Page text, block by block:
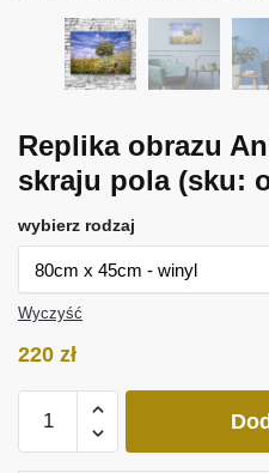
Replika obrazu
skraju pola (sku:
wybierz rodzaj
Wyczyść
220 zł
Replika